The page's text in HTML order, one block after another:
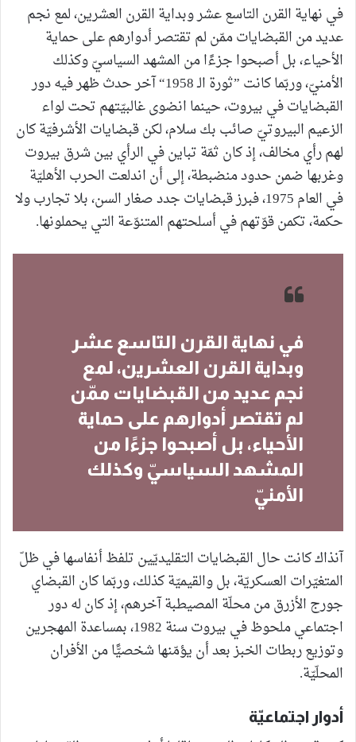
في نهاية القرن التاسع عشر وبداية القرن العشرين، لمع نجم
عديد من القبضايات ممّن لم تقتصر أدوارهم على حماية
الأحياء، بل أصبحوا جزءًا من المشهد السياسيّ وكذلك
الأمنيّ، وربّما كانت ”ثورة الـ 1958“ آخر حدث ظهر فيه دور
القبضايات في بيروت، حينما انضوى غالبيّتهم تحت لواء
الزعيم البيروتيّ صائب بك سلام، لكن قبضايات الأشرفيّة كان
لهم رأي مخالف، إذ كان ثمّة تباين في الرأي بين شرق بيروت
وغربها ضمن حدود منضبطة، إلى أن اندلعت الحرب الأهليّة
في العام 1975، فبرز قبضايات جدد صغار السن، بلا تجارب ولا
حكمة، تكمن قوّتهم في أسلحتهم المتنوّعة التي يحملونها.
في نهاية القرن التاسع عشر
وبداية القرن العشرين، لمع
نجم عديد من القبضايات ممّن
لم تقتصر أدوارهم على حماية
الأحياء، بل أصبحوا جزءًا من
المشهد السياسيّ وكذلك
الأمنيّ
آنذاك كانت حال القبضايات التقليديّين تلفظ أنفاسها في ظلّ
المتغيّرات العسكريّة، بل والقيميّة كذلك، وربّما كان القبضاي
جورج الأزرق من محلّة المصيطبة آخرهم، إذ كان له دور
اجتماعي ملحوظ في بيروت سنة 1982، بمساعدة المهجرين
وتوزيع ربطات الخبز بعد أن يؤمّنها شخصيًّا من الأفران
المحلّيّة.
أدوار اجتماعيّة